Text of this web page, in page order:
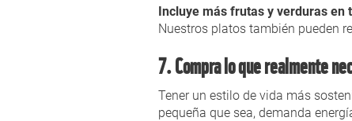
Incluye más frutas y verduras en
Nuestros platos también pueden
7. Compra lo que realmente
Tener un estilo de vida más
pequeña que sea, demanda